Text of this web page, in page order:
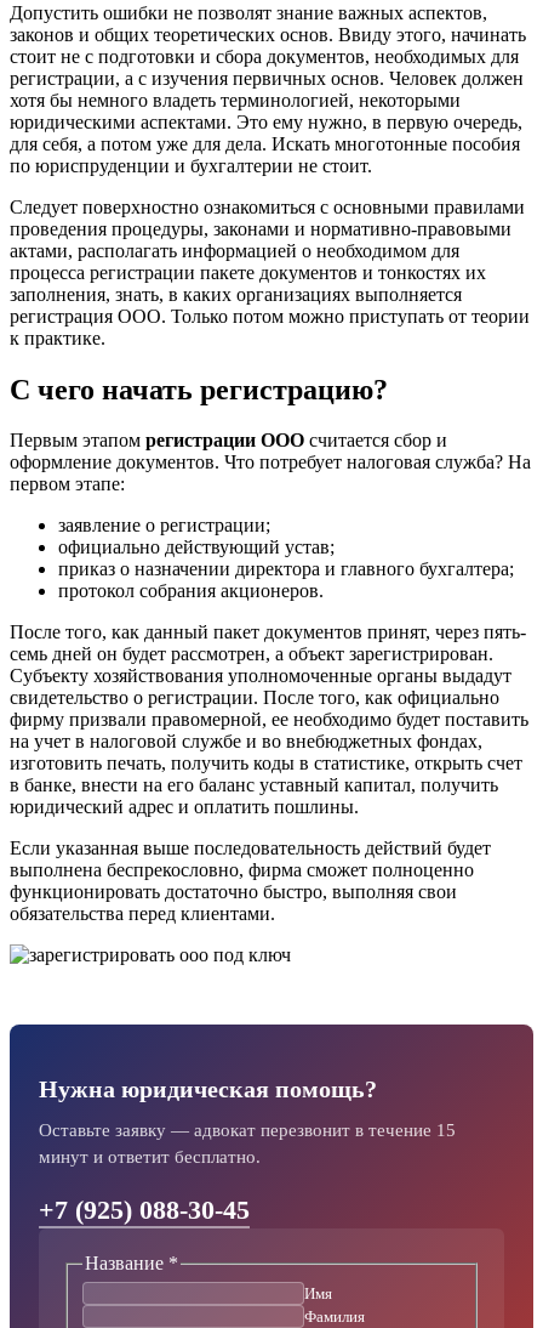
Допустить ошибки не позволят знание важных аспектов,
законов и общих теоретических основ. Ввиду этого, начинать
стоит не с подготовки и сбора документов, необходимых для
регистрации, а с изучения первичных основ. Человек должен
хотя бы немного владеть терминологией, некоторыми
юридическими аспектами. Это ему нужно, в первую очередь,
для себя, а потом уже для дела. Искать многотонные пособия
по юриспруденции и бухгалтерии не стоит.
Следует поверхностно ознакомиться с основными правилами
проведения процедуры, законами и нормативно-правовыми
актами, располагать информацией о необходимом для
процесса регистрации пакете документов и тонкостях их
заполнения, знать, в каких организациях выполняется
регистрация ООО. Только потом можно приступать от теории
к практике.
С чего начать регистрацию?
Первым этапом регистрации ООО считается сбор и
оформление документов. Что потребует налоговая служба? На
первом этапе:
заявление о регистрации;
официально действующий устав;
приказ о назначении директора и главного бухгалтера;
протокол собрания акционеров.
После того, как данный пакет документов принят, через пять-
семь дней он будет рассмотрен, а объект зарегистрирован.
Субъекту хозяйствования уполномоченные органы выдадут
свидетельство о регистрации. После того, как официально
фирму призвали правомерной, ее необходимо будет поставить
на учет в налоговой службе и во внебюджетных фондах,
изготовить печать, получить коды в статистике, открыть счет
в банке, внести на его баланс уставный капитал, получить
юридический адрес и оплатить пошлины.
Если указанная выше последовательность действий будет
выполнена беспрекословно, фирма сможет полноценно
функционировать достаточно быстро, выполняя свои
обязательства перед клиентами.
Нужна юридическая помощь?
Оставьте заявку — адвокат перезвонит в течение 15
минут и ответит бесплатно.
+7 (925) 088-30-45
Название *
Имя
Фамилия